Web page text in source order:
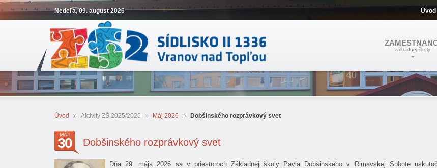
Úvod
Nedeľa, 09. august 2026
základnej školy
Úvod Aktivity ZŠ 2025/2026 Máj 2026 Dobšinského rozprávkový svet
MÁJ
30 Dobšinského rozprávkový svet
Dňa 29. mája 2026 sa v priestoroch Základnej školy Pavla Dobšinského v Rimavskej Sobote